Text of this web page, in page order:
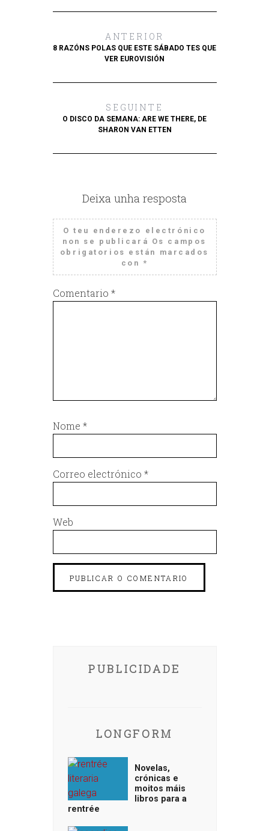
ANTERIOR
8 RAZÓNS POLAS QUE ESTE SÁBADO TES QUE
VER EUROVISIÓN
SEGUINTE
O DISCO DA SEMANA: ARE WE THERE, DE
SHARON VAN ETTEN
Deixa unha resposta
O teu enderezo electrónico
non se publicará Os campos
obrigatorios están marcados
con *
Comentario *
Nome *
Correo electrónico *
Web
PUBLICIDADE
LONGFORM
Novelas,
crónicas e
moitos máis
libros para a
rentrée